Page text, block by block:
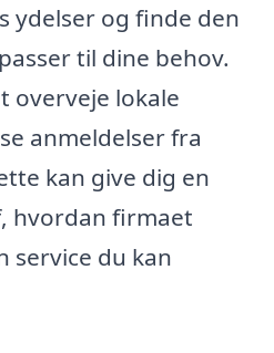
ydelser og finde den
til dine behov.
overveje lokale
anmeldelser fra
kan give dig en
hvordan firmaet
service du kan